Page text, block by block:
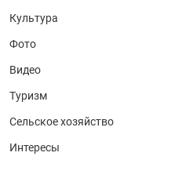
Культура
Фото
Видео
Туризм
Сельское хозяйство
Интересы